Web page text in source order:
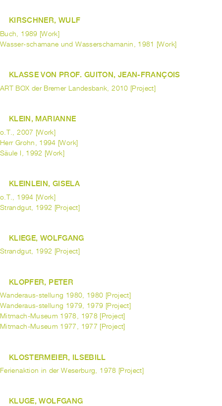
KIRSCHNER, WULF
Buch, 1989 [Work]
Wasser-schamane und Wasserschamanin, 1981 [Work]
KLASSE VON PROF. GUITON, JEAN-FRANÇOIS
ART BOX der Bremer Landesbank, 2010 [Project]
KLEIN, MARIANNE
o.T., 2007 [Work]
Herr Grohn, 1994 [Work]
Säule I, 1992 [Work]
KLEINLEIN, GISELA
o.T., 1994 [Work]
Strandgut, 1992 [Project]
KLIEGE, WOLFGANG
Strandgut, 1992 [Project]
KLOPFER, PETER
Wanderaus-stellung 1980, 1980 [Project]
Wanderaus-stellung 1979, 1979 [Project]
Mitmach-Museum 1978, 1978 [Project]
Mitmach-Museum 1977, 1977 [Project]
KLOSTERMEIER, ILSEBILL
Ferienaktion in der Weserburg, 1978 [Project]
KLUGE, WOLFGANG